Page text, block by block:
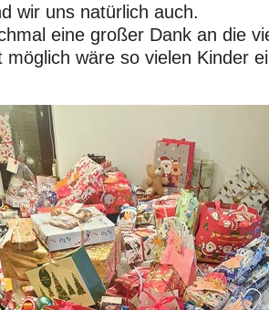
wir uns natürlich auch.
eine großer Dank an die
möglich wäre so vielen Kinder